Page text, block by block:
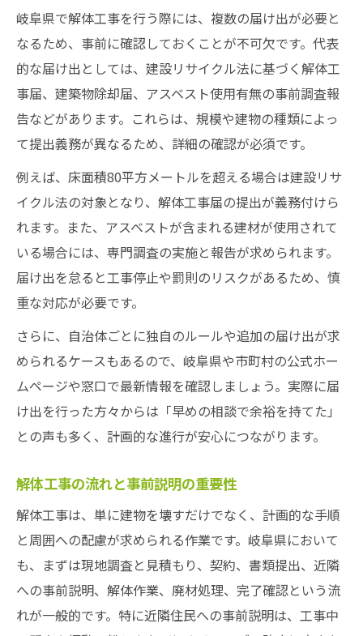
トラブル防止のための解体準備ポイント
解体前のライフライン停止と確認事項整理
家財整理から書類準備までの解体工事対策
岐阜県で解体工事を成功に導く実践知識
岐阜県で解体工事を成功させる実践的対策
解体工事の流れを理解した失敗しない進め
方
業者選定と法令順守で安心の解体工事実現
近隣挨拶や調査で解体工事を円滑に進める
方法
岐阜県特有の解体工事ポイントと注意事項
岐阜県で解体工事を行う際には、複数の届け出が必要と
なるため、事前に確認しておくことが不可欠です。代表
的な届け出としては、建設リサイクル法に基づく解体工
事届、建築物除却届、アスベスト使用有無の事前調査報
告などがあります。これらは、規模や建物の種類によっ
て提出義務が異なるため、詳細の確認が必須です。
例えば、床面積80平方メートルを超える場合は建設リサ
イクル法の対象となり、解体工事届の提出が義務付けら
れます。また、アスベストが含まれる建材が使用されて
いる場合には、専門調査の実施と報告が求められます。
届け出を怠ると工事停止や罰則のリスクがあるため、慎
重な対応が必要です。
さらに、自治体ごとに独自のルールや追加の届け出が求
められるケースもあるので、岐阜県や市町村の公式ホー
ムページや窓口で最新情報を確認しましょう。実際に届
け出を行った方々からは「早めの相談で余裕を持てた」
との声も多く、計画的な進行が安心につながります。
解体工事の流れと事前説明の重要性
解体工事は、単に建物を壊すだけでなく、計画的な手順
と周囲への配慮が求められる作業です。岐阜県において
も、まずは現地調査と見積もり、契約、書類提出、近隣
への事前説明、解体作業、廃材処理、完了確認という流
れが一般的です。特に近隣住民への事前説明は、工事中